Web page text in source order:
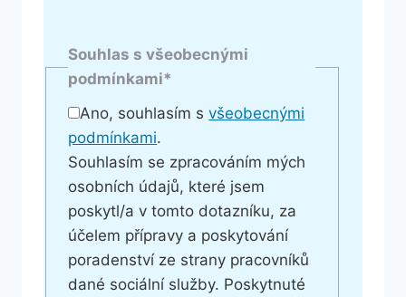
Souhlas s všeobecnými
podmínkami*
Ano, souhlasím svšeobecnými
podmínkami.
Souhlasím se zpracováním mých
osobních údajů, které jsem
poskytl/a v tomto dotazníku, za
účelem přípravy a poskytování
poradenství ze strany pracovníků
dané sociální služby. Poskytnuté